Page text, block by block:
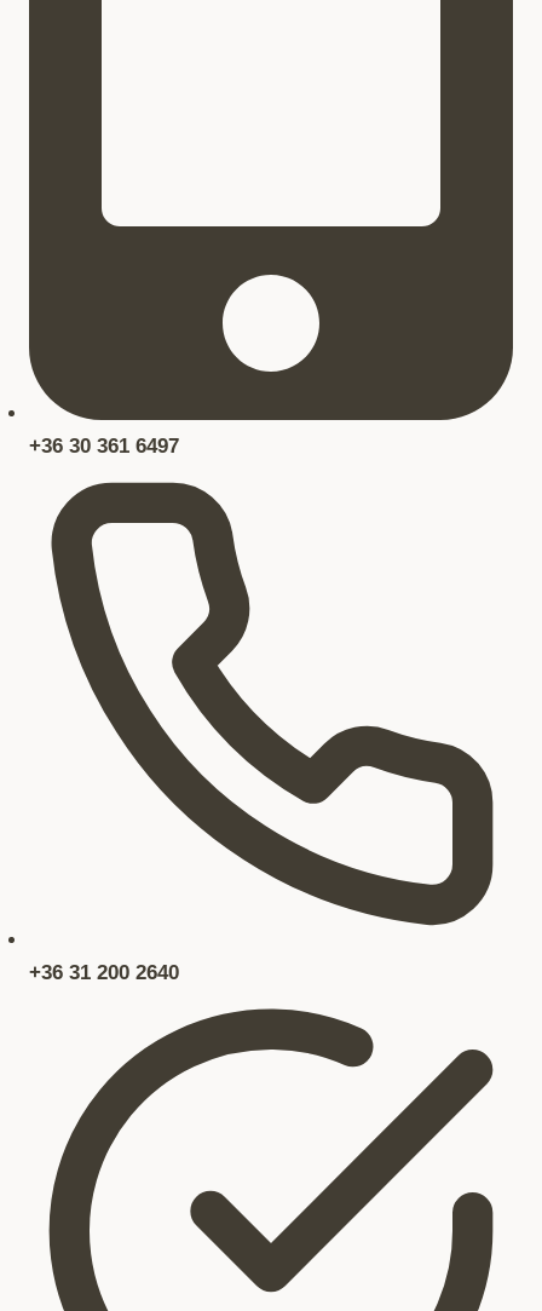
+36 30 361 6497
+36 31 200 2640